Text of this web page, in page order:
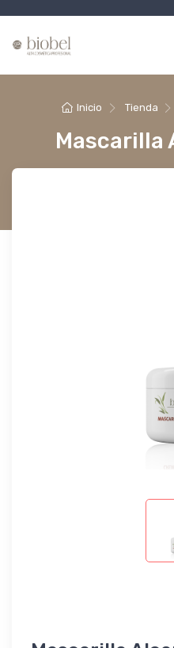
Inicio Tienda
Mascarilla